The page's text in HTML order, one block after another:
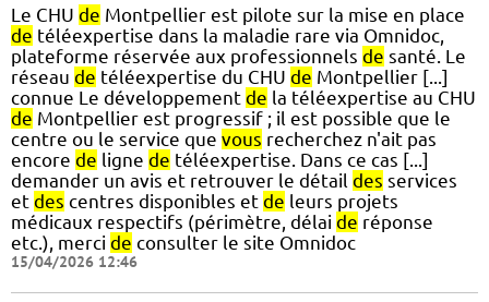
Le CHU de Montpellier est pilote sur la mise en place
de téléexpertise dans la maladie rare via Omnidoc,
plateforme réservée aux professionnels de santé. Le
réseau de téléexpertise du CHU de Montpellier [...]
connue Le développement de la téléexpertise au CHU
de Montpellier est progressif ; il est possible que le
centre ou le service que vous recherchez n'ait pas
encore de ligne de téléexpertise. Dans ce cas [...]
demander un avis et retrouver le détail des services
et des centres disponibles et de leurs projets
médicaux respectifs (périmètre, délai de réponse
etc.), merci de consulter le site Omnidoc
15/04/2026 12:46